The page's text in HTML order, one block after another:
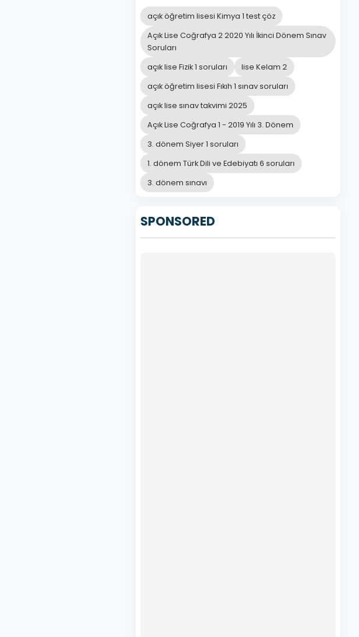
açık öğretim lisesi Kimya 1 test çöz
Açık Lise Coğrafya 2 2020 Yılı İkinci Dönem Sınav
Soruları
açık lise Fizik 1 soruları
lise Kelam 2
açık öğretim lisesi Fıkıh 1 sınav soruları
açık lise sınav takvimi 2025
Açık Lise Coğrafya 1 - 2019 Yılı 3. Dönem
3. dönem Siyer 1 soruları
1. dönem Türk Dili ve Edebiyatı 6 soruları
3. dönem sınavı
SPONSORED